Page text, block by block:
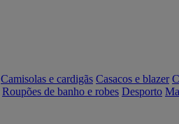
Camisolas e cardigãs Casacos e blazer
Roupões de banho e robes Desporto